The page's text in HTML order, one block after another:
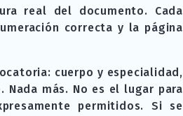
real del documento. Cada
correcta y la página
cuerpo y especialidad,
más. No es el lugar para
permitidos. Si se